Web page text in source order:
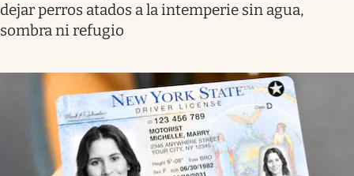
dejar perros atados a la intemperie sin agua,
sombra ni refugio